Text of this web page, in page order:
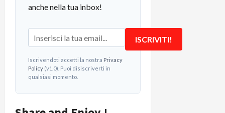
anche nella tua inbox!
ISCRIVITI!
Iscrivendoti accetti la nostra Privacy
Policy (v1.0). Puoi disiscriverti in
qualsiasi momento.